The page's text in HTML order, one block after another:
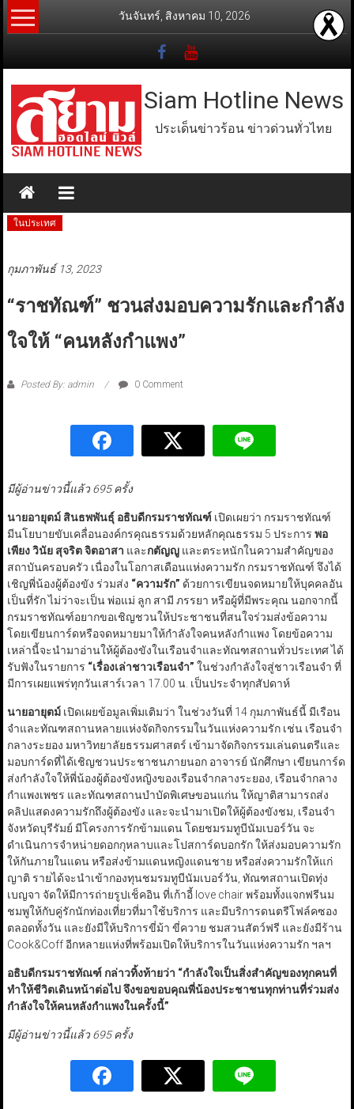
Skip
to
วันจันทร์, สิงหาคม 10, 2026
Siam Hotline News
ประเด็นข่าวร้อน ข่าวด่วนทั่วไทย
ในประเทศ
กุมภาพันธ์ 13, 2023
“ราชทัณฑ์” ชวนส่งมอบความรักและกำลัง
ใจให้ “คนหลังกำแพง”
Posted By: admin 0 Comment
มีผู้อ่านข่าวนี้แล้ว 695 ครั้ง
นายอายุตม์ สินธพพันธุ์ อธิบดีกรมราชทัณฑ์ เปิดเผยว่า กรมราชทัณฑ์
มีนโยบายขับเคลื่อนองค์กรคุณธรรมด้วยหลักคุณธรรม 5 ประการ พอ
เพียง วินัย สุจริต จิตอาสา และกตัญญูและตระหนักในความสำคัญของ
สถาบันครอบครัว เนื่องในโอกาสเดือนแห่งความรัก กรมราชทัณฑ์ จึงได้
เชิญพี่น้องผู้ต้องขัง ร่วมส่ง “ความรัก” ด้วยการเขียนจดหมายให้บุคคลอัน
เป็นที่รัก ไม่ว่าจะเป็น พ่อแม่ ลูก สามี ภรรยา หรือผู้ที่มีพระคุณ นอกจากนี้
กรมราชทัณฑ์อยากขอเชิญชวนให้ประชาชนที่สนใจร่วมส่งข้อความ
โดยเขียนการ์ดหรือจดหมายมาให้กำลังใจคนหลังกำแพง โดยข้อความ
เหล่านี้จะนำมาอ่านให้ผู้ต้องขังในเรือนจำและทัณฑสถานทั่วประเทศ ได้
รับฟังในรายการ “เรื่องเล่าชาวเรือนจำ” ในช่วงกำลังใจสู่ชาวเรือนจำ ที่
มีการเผยแพร่ทุกวันเสาร์เวลา 17.00 น. เป็นประจำทุกสัปดาห์
นายอายุตม์เปิดเผยข้อมูลเพิ่มเติมว่า ในช่วงวันที่ 14 กุมภาพันธ์นี้ มีเรือน
จำและทัณฑสถานหลายแห่งจัดกิจกรรมในวันแห่งความรัก เช่น เรือนจำ
กลางระยอง มหาวิทยาลัยธรรมศาสตร์ เข้ามาจัดกิจกรรมเล่นดนตรีและ
มอบการ์ดที่ได้เชิญชวนประชาชนภายนอก อาจารย์ นักศึกษา เขียนการ์ด
ส่งกำลังใจให้พี่น้องผู้ต้องขังหญิงของเรือนจำกลางระยอง, เรือนจำกลาง
กำแพงเพชร และทัณฑสถานบำบัดพิเศษขอนแก่น ให้ญาติสามารถส่ง
คลิปแสดงความรักถึงผู้ต้องขัง และจะนำมาเปิดให้ผู้ต้องขังชม, เรือนจำ
จังหวัดบุรีรัมย์ มีโครงการรักข้ามแดน โดยชมรมทูบีนัมเบอร์วัน จะ
ดำเนินการจำหน่ายดอกกุหลาบและโปสการ์ดบอกรัก ให้ส่งมอบความรัก
ให้กันภายในแดน หรือส่งข้ามแดนหญิงแดนชาย หรือส่งความรักให้แก่
ญาติ รายได้จะนำเข้ากองทุนชมรมทูบีนัมเบอร์วัน, ทัณฑสถานเปิดทุ่ง
เบญจา จัดให้มีการถ่ายรูปเช็คอิน ที่เก้าอี้ love chair พร้อมทั้งแจกฟรีนม
ชมพูให้กับคู่รักนักท่องเที่ยวที่มาใช้บริการ และมีบริการดนตรีโฟล์คซอง
ตลอดทั้งวัน และยังมีให้บริการขี่ม้า ขี่ควาย ชมสวนสัตว์ฟรี และยังมีร้าน
Cook&Coff อีกหลายแห่งที่พร้อมเปิดให้บริการในวันแห่งความรัก ฯลฯ
อธิบดีกรมราชทัณฑ์ กล่าวทิ้งท้ายว่า “กำลังใจเป็นสิ่งสำคัญของทุกคนที่
ทำให้ชีวิตเดินหน้าต่อไป จึงขอขอบคุณพี่น้องประชาชนทุกท่านที่ร่วมส่ง
กำลังใจให้คนหลังกำแพงในครั้งนี้”
มีผู้อ่านข่าวนี้แล้ว 695 ครั้ง